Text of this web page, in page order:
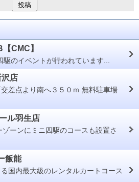
CMC】
駆のイベントが行われています...
店
差点より南へ３５０ｍ 無料駐車場
ル羽生店
ーンにミニ四駆のコースも設置さ
飯能
国内最大級のレンタルカートコース